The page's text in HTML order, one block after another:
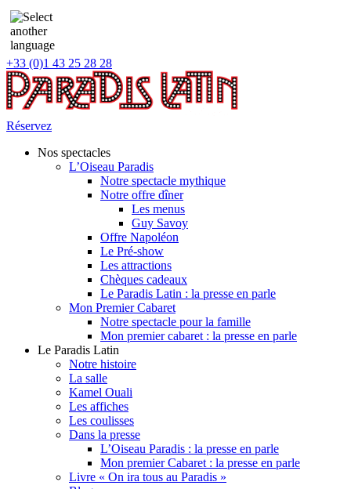
+33 (0)1 43 25 28 28
Réservez
Nos spectacles
L’Oiseau Paradis
Notre spectacle mythique
Notre offre dîner
Les menus
Guy Savoy
Offre Napoléon
Le Pré-show
Les attractions
Chèques cadeaux
Le Paradis Latin : la presse en parle
Mon Premier Cabaret
Notre spectacle pour la famille
Mon premier cabaret : la presse en parle
Le Paradis Latin
Notre histoire
La salle
Kamel Ouali
Les affiches
Les coulisses
Dans la presse
L’Oiseau Paradis : la presse en parle
Mon premier Cabaret : la presse en parle
Livre « On ira tous au Paradis »